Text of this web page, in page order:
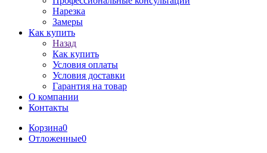
Нарезка
Замеры
Как купить
Назад
Как купить
Условия оплаты
Условия доставки
Гарантия на товар
О компании
Контакты
Корзина0
Отложенные0